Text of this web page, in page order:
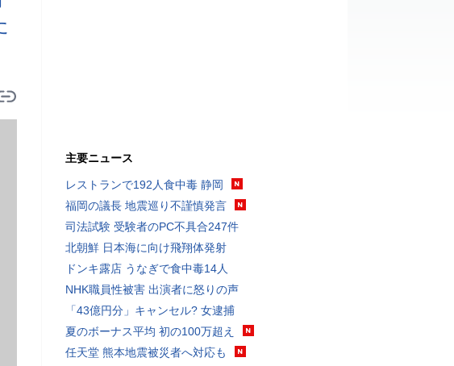
主要ニュース
レストランで192人食中毒 静岡
福岡の議長 地震巡り不謹慎発言
司法試験 受験者のPC不具合247件
北朝鮮 日本海に向け飛翔体発射
ドンキ露店 うなぎで食中毒14人
NHK職員性被害 出演者に怒りの声
「43億円分」キャンセル? 女逮捕
夏のボーナス平均 初の100万超え
任天堂 熊本地震被災者へ対応も